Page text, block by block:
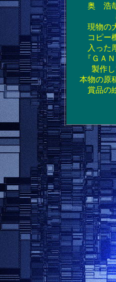
奥 浩哉
現物の
コピー
入った
『ＧＡＮ
製作し
本物の原
賞品の